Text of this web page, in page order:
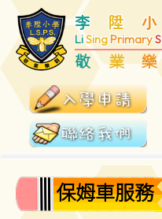
李 陞 小
LiSingPrimary
敬 業 樂
保姆車服務